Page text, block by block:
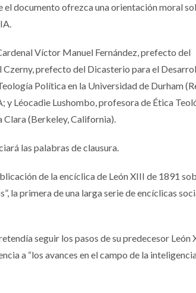
el documento ofrezca una orientación moral
Víctor Manuel Fernández, prefecto del
prefecto del Dicasterio para el
Política en la Universidad de Durham
Léocadie Lushombo, profesora de Ética
Clara (Berkeley, California).
las palabras de clausura.
de la encíclica de León XIII de 1891
la primera de una larga serie de encíclicas
seguir los pasos de su predecesor León
a “los avances en el campo de la